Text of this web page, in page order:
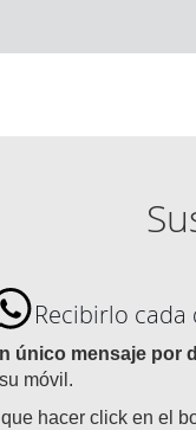
Recibirlo
único mensaje por
móvil.
hacer click en el